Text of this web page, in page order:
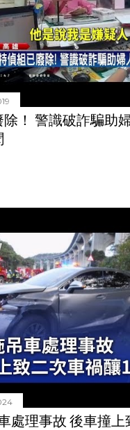
！ 警識破詐騙助
處理事故 後車撞上